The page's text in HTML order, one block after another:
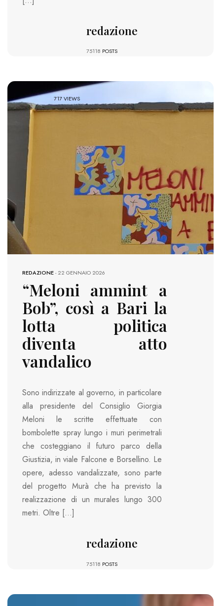
redazione
75118 POSTS
717 VIEWS
REDAZIONE-22 GENNAIO 2026
“Meloni ammint a
Bob”, così a Bari la
lotta politica
diventa atto
vandalico
Sono indirizzate al governo, in particolare
alla presidente del Consiglio Giorgia
Meloni le scritte effettuate con
bombolette spray lungo i muri perimetrali
che costeggiano il futuro parco della
Giustizia, in viale Falcone e Borsellino. Le
opere, adesso vandalizzate, sono parte
del progetto Murà che ha previsto la
realizzazione di un murales lungo 300
metri. Oltre […]
redazione
75118 POSTS